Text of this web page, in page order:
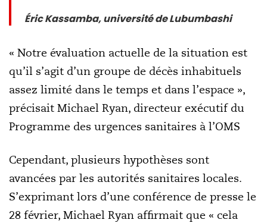
Éric Kassamba, université de Lubumbashi
« Notre évaluation actuelle de la situation est
qu’il s’agit d’un groupe de décès inhabituels
assez limité dans le temps et dans l’espace »,
précisait Michael Ryan, directeur exécutif du
Programme des urgences sanitaires à l’OMS
Cependant, plusieurs hypothèses sont
avancées par les autorités sanitaires locales.
S’exprimant lors d’une conférence de presse le
28 février, Michael Ryan affirmait que « cela